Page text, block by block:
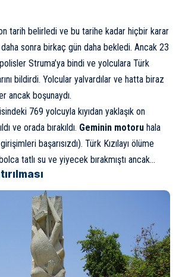
tarih belirledi ve bu tarihe kadar hiçbir karar
sonra birkaç gün daha bekledi. Ancak 23
Struma’ya bindi ve yolculara Türk
bildirdi. Yolcular yalvardılar ve hatta biraz
ancak boşunaydı.
769 yolcuyla kıyıdan yaklaşık on
ve orada bırakıldı. Geminin motoru hala
başarısızdı). Türk Kızılayı ölüme
tatlı su ve yiyecek bırakmıştı ancak…